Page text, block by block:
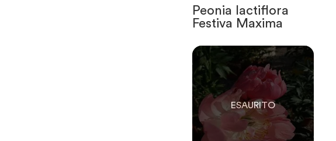
Peonia lactiflora
Festiva Maxima
0
SOLO
RIMASTE